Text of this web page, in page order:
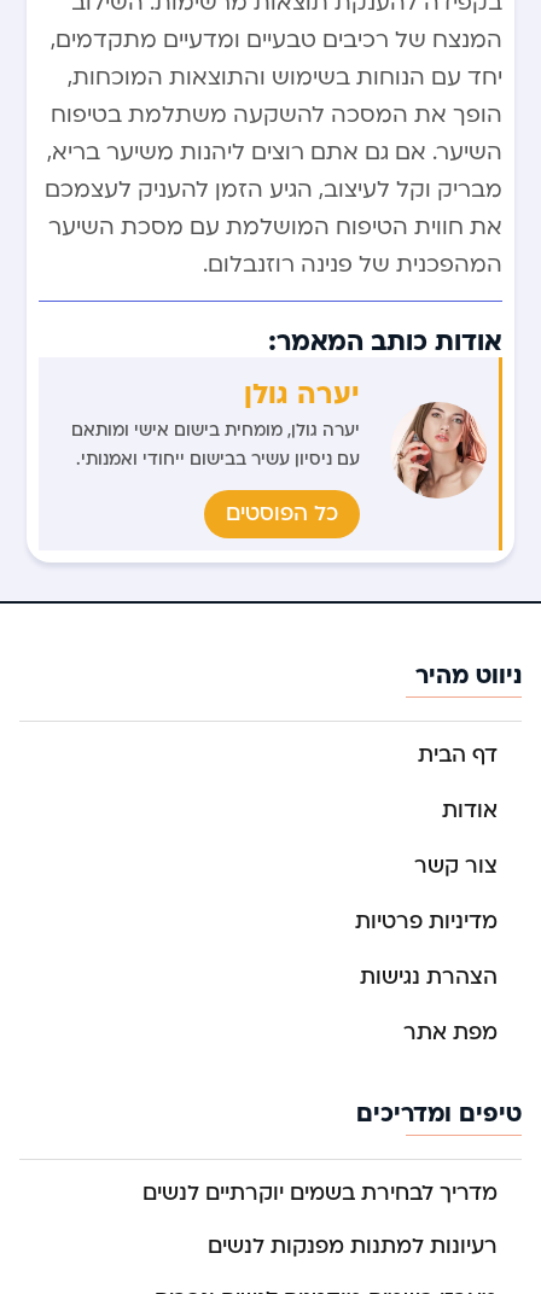
המנצח של רכיבים טבעיים ומדעיים מתקדמים,
יחד עם הנוחות בשימוש והתוצאות המוכחות,
הופך את המסכה להשקעה משתלמת בטיפוח
השיער. אם גם אתם רוצים ליהנות משיער בריא,
מבריק וקל לעיצוב, הגיע הזמן להעניק לעצמכם
את חווית הטיפוח המושלמת עם מסכת השיער
המהפכנית של פנינה רוזנבלום.
אודות כותב המאמר:
יערה גולן
יערה גולן, מומחית בישום אישי ומותאם
עם ניסיון עשיר בבישום ייחודי ואמנותי.
כל הפוסטים
ניווט מהיר
דף הבית
אודות
צור קשר
מדיניות פרטיות
הצהרת נגישות
מפת אתר
טיפים ומדריכים
מדריך לבחירת בשמים יוקרתיים לנשים
רעיונות למתנות מפנקות לנשים